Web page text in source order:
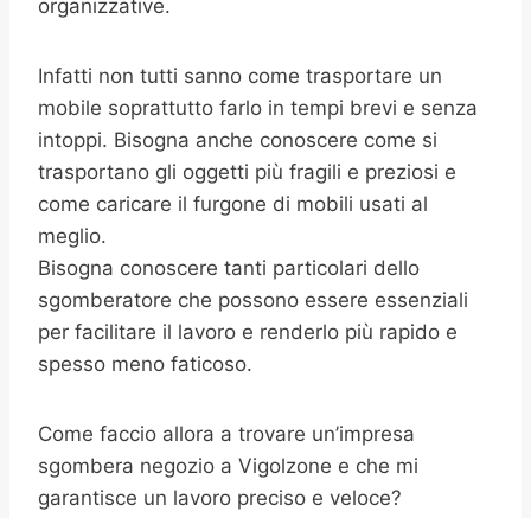
organizzative.
Infatti non tutti sanno come trasportare un
mobile soprattutto farlo in tempi brevi e senza
intoppi. Bisogna anche conoscere come si
trasportano gli oggetti più fragili e preziosi e
come caricare il furgone di mobili usati al
meglio.
Bisogna conoscere tanti particolari dello
sgomberatore che possono essere essenziali
per facilitare il lavoro e renderlo più rapido e
spesso meno faticoso.
Come faccio allora a trovare un’impresa
sgombera negozio a Vigolzone e che mi
garantisce un lavoro preciso e veloce?